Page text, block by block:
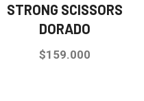
STRONG SCISSORS
DORADO
$159.000